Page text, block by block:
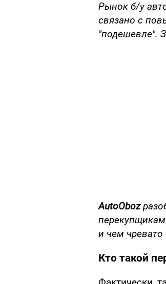
Рынок б/у
связано с
"подешевле".
AutoOboz
и чем чревато
Кто такой